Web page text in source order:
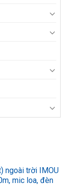
ngoài trời IMOU
mic loa, đèn